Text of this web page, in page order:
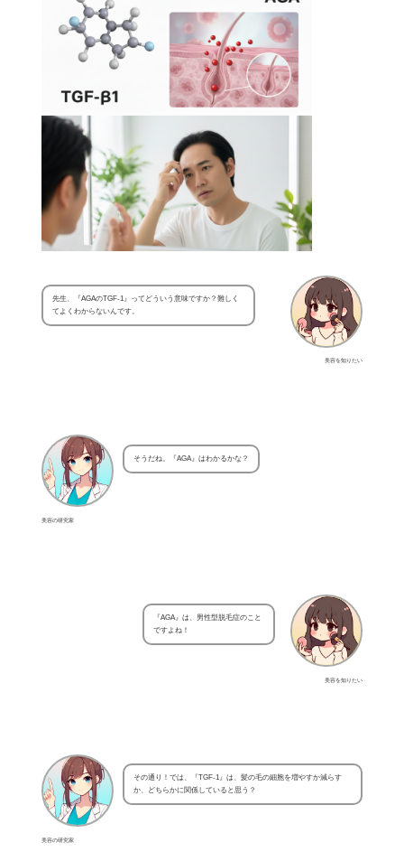
美容を知りたい
先生、『AGAのTGF-1』ってどういう意味ですか？難しく
てよくわからないんです。
美容の研究家
そうだね。『AGA』はわかるかな？
美容を知りたい
『AGA』は、男性型脱毛症のこと
ですよね！
美容の研究家
その通り！では、『TGF-1』は、髪の毛の細胞を増やすか減らす
か、どちらかに関係していると思う？